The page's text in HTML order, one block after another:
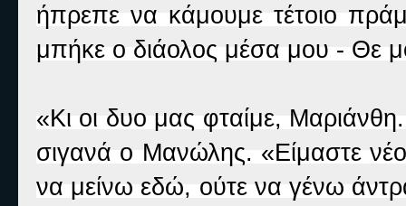
ήπρεπε να κάμουμε τέτοιο
μπήκε ο διάολος μέσα μου - Θε
«Κι οι δυο μας φταίμε,
σιγανά ο Μανώλης. «Είμαστε
να μείνω εδώ, ούτε να γένω